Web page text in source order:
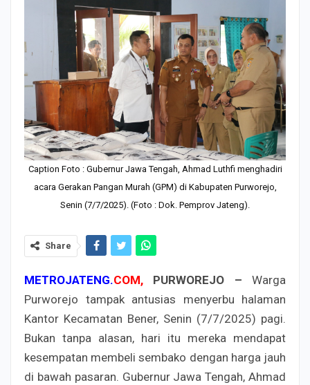
Caption Foto : Gubernur Jawa Tengah, Ahmad Luthfi menghadiri
acara Gerakan Pangan Murah (GPM) di Kabupaten Purworejo,
Senin (7/7/2025). (Foto : Dok. Pemprov Jateng).
Share
METROJATENG.COM, PURWOREJO – Warga
Purworejo tampak antusias menyerbu halaman
Kantor Kecamatan Bener, Senin (7/7/2025) pagi.
Bukan tanpa alasan, hari itu mereka mendapat
kesempatan membeli sembako dengan harga jauh
di bawah pasaran. Gubernur Jawa Tengah, Ahmad